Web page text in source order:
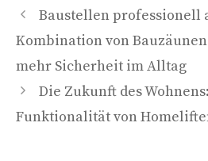
Baustellen professionell
Kombination von
mehr Sicherheit im Alltag
Die Zukunft des
Funktionalität von